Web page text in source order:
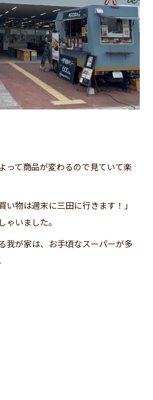
って商品が変わるので見ていて楽
物は週末に三田に行きます！」
ゃいました。
我が家は、お手頃なスーパーが多